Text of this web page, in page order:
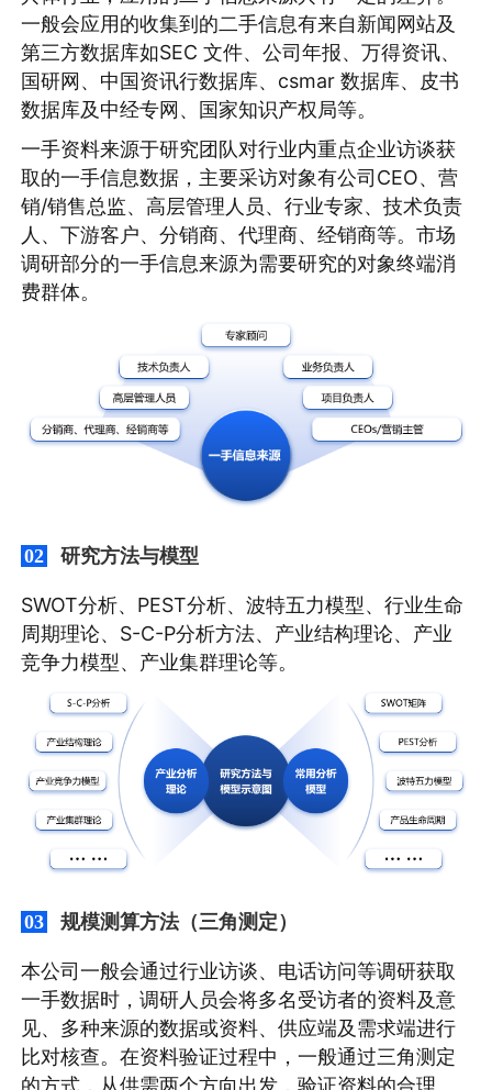
一般会应用的收集到的二手信息有来自新闻网站及
第三方数据库如SEC 文件、公司年报、万得资讯、
国研网、中国资讯行数据库、csmar 数据库、皮书
数据库及中经专网、国家知识产权局等。
一手资料来源于研究团队对行业内重点企业访谈获
取的一手信息数据，主要采访对象有公司CEO、营
销/销售总监、高层管理人员、行业专家、技术负责
人、下游客户、分销商、代理商、经销商等。市场
调研部分的一手信息来源为需要研究的对象终端消
费群体。
02 研究方法与模型
SWOT分析、PEST分析、波特五力模型、行业生命
周期理论、S-C-P分析方法、产业结构理论、产业
竞争力模型、产业集群理论等。
03 规模测算方法（三角测定）
本公司一般会通过行业访谈、电话访问等调研获取
一手数据时，调研人员会将多名受访者的资料及意
见、多种来源的数据或资料、供应端及需求端进行
比对核查。在资料验证过程中，一般通过三角测定